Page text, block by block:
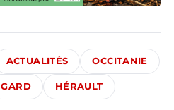
ACTUALITÉS OCCITANIE
GARD HÉRAULT